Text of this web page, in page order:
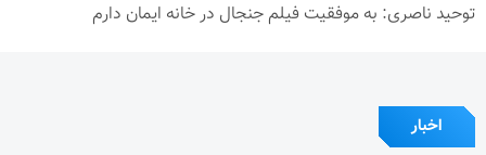
توحید ناصری: به موفقیت فیلم جنجال در خانه ایمان دارم
اخبار